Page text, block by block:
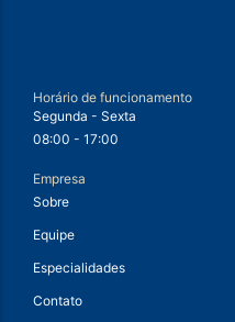
Horário de funcionamento
Segunda - Sexta
08:00 - 17:00
Empresa
Sobre
Equipe
Especialidades
Contato